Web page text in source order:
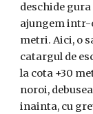
deschide
ajungem intr-
metri. Aici, o
catargul de
la cota +30
noroi,
inainta, cu